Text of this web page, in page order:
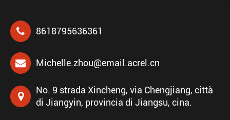
8618795636361
Michelle.zhou@email.acrel.cn
No. 9 strada Xincheng, via Chengjiang, città
di Jiangyin, provincia di Jiangsu, cina.